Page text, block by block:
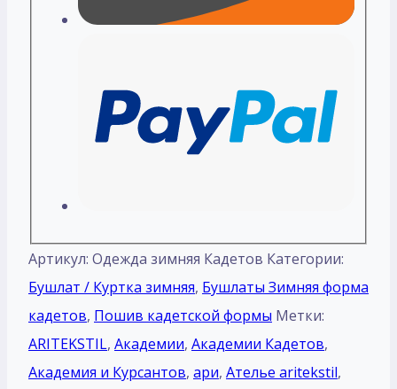
Артикул: Одежда зимняя Кадетов Категории:
Бушлат / Куртка зимняя, Бушлаты Зимняя форма
кадетов, Пошив кадетской формы Метки:
ARITEKSTIL, Академии, Академии Кадетов,
Академия и Курсантов, ари, Ателье aritekstil,